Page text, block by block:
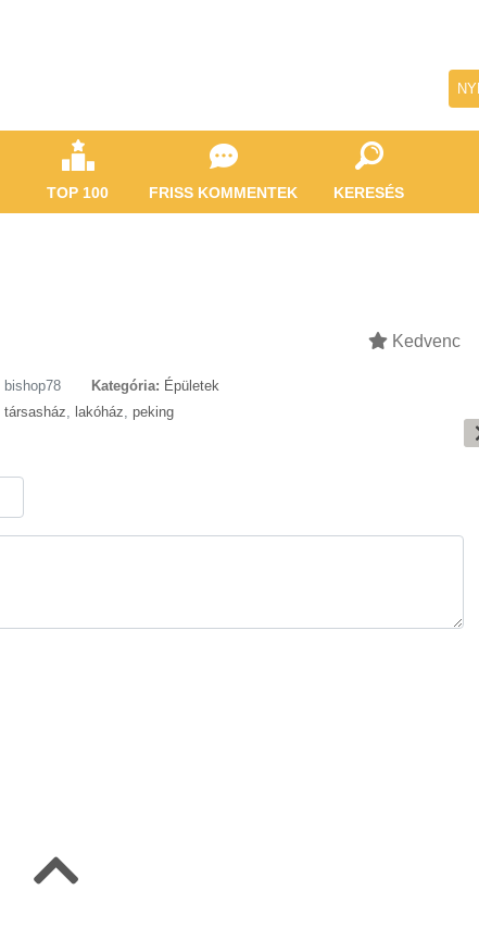
TOP 100 FRISS KOMMENTEK KERESÉS
Kedvenc
bishop78 Kategória: Épületek
társasház, lakóház, peking